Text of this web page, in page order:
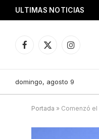
ULTIMAS NOTICIAS
Facebook
X
Instagram
domingo, agosto 9
Portada » Comenzó el